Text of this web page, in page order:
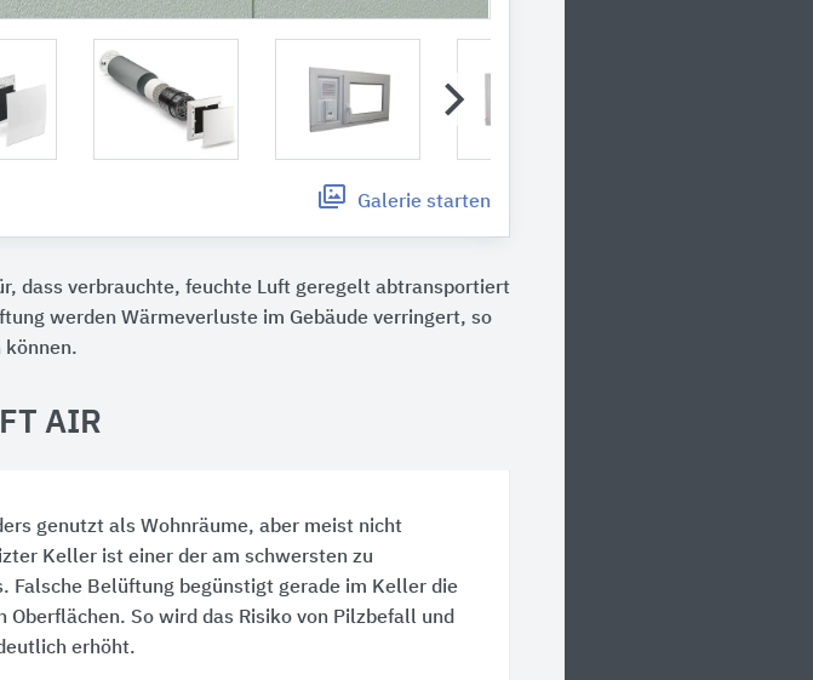
Galerie starten
dass verbrauchte, feuchte Luft geregelt abtransportiert
werden Wärmeverluste im Gebäude verringert, so
können.
AIR
genutzt als Wohnräume, aber meist nicht
Keller ist einer der am schwersten zu
Falsche Belüftung begünstigt gerade im Keller die
Oberflächen. So wird das Risiko von Pilzbefall und
erhöht.